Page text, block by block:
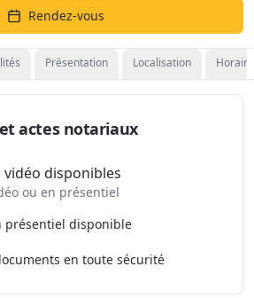
Rendez-vous
Présentation Localisation
actes notariaux
disponibles
ou en présentiel
présentiel disponible
en toute sécurité